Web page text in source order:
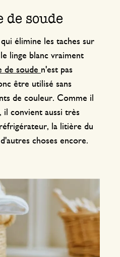
de soude
élimine les taches sur
linge blanc vraiment
de soude n'est pas
être utilisé sans
de couleur. Comme il
il convient aussi très
la litière du
choses encore.